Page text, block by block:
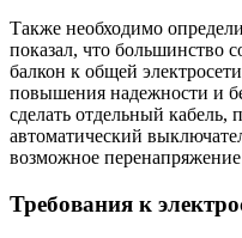
Также необходимо
показал, что большинство
балкон к общей
повышения надежности и
сделать отдельный кабель,
автоматический
возможное
Требования к